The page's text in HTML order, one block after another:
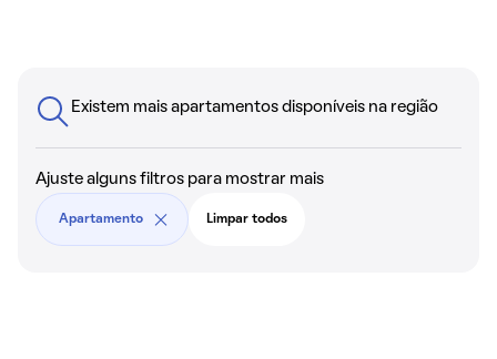
Existem mais apartamentos disponíveis na região
Ajuste alguns filtros para mostrar mais
Apartamento Limpar todos